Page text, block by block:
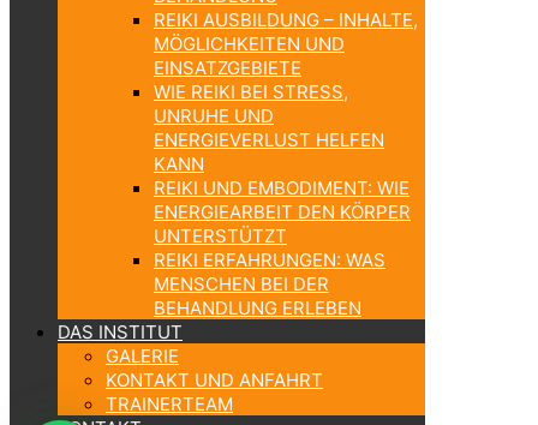
REIKI AUSBILDUNG – INHALTE,
MÖGLICHKEITEN UND
EINSATZGEBIETE
WIE REIKI BEI STRESS,
UNRUHE UND
ENERGIEVERLUST HELFEN
KANN
REIKI UND EMBODIMENT: WIE
ENERGIEARBEIT DEN KÖRPER
UNTERSTÜTZT
REIKI ERFAHRUNGEN: WAS
MENSCHEN BEI DER
BEHANDLUNG ERLEBEN
DAS INSTITUT
GALERIE
KONTAKT UND ANFAHRT
TRAINERTEAM